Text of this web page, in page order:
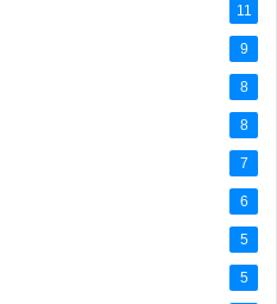
11
9
8
8
7
6
5
5